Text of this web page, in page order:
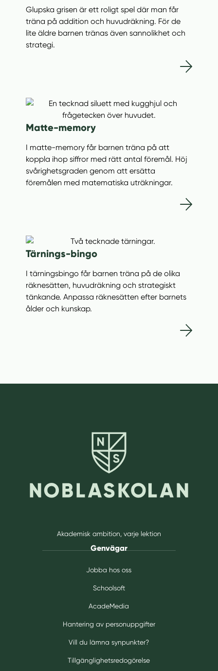
Glupska grisen är ett roligt spel där man får
träna på addition och huvudräkning. För de
lite äldre barnen tränas även sannolikhet och
strategi.
Matte-memory
I matte-memory får barnen träna på att
koppla ihop siffror med rätt antal föremål. Höj
svårighetsgraden genom att ersätta
föremålen med matematiska uträkningar.
Tärnings-bingo
I tärningsbingo får barnen träna på de olika
räknesätten, huvudräkning och strategiskt
tänkande. Anpassa räknesätten efter barnets
ålder och kunskap.
Akademisk ambition, varje lektion
Genvägar
Jobba hos oss
Schoolsoft
AcadeMedia
Hantering av personuppgifter
Vill du lämna synpunkter?
Tillgänglighetsredogörelse